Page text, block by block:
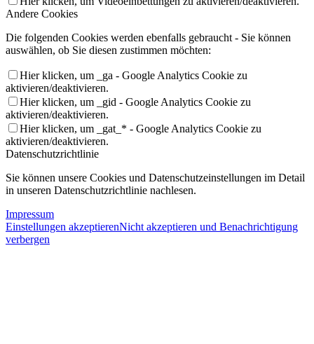
Andere Cookies
Die folgenden Cookies werden ebenfalls gebraucht - Sie können
auswählen, ob Sie diesen zustimmen möchten:
Hier klicken, um _ga - Google Analytics Cookie zu
aktivieren/deaktivieren.
Hier klicken, um _gid - Google Analytics Cookie zu
aktivieren/deaktivieren.
Hier klicken, um _gat_* - Google Analytics Cookie zu
aktivieren/deaktivieren.
Datenschutzrichtlinie
Sie können unsere Cookies und Datenschutzeinstellungen im Detail
in unseren Datenschutzrichtlinie nachlesen.
Impressum
Einstellungen akzeptierenNicht akzeptieren und Benachrichtigung
verbergen